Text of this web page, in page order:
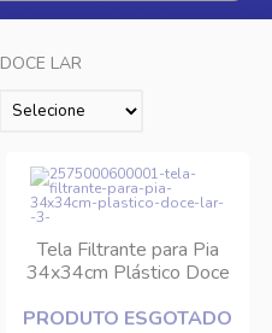
DOCE LAR
Tela Filtrante para Pia
34x34cm Plástico Doce
PRODUTO ESGOTADO